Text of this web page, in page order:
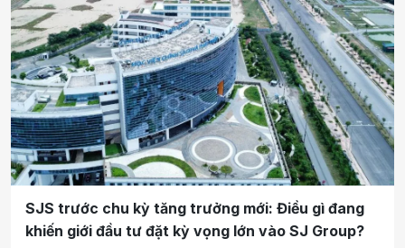
SJS trước chu kỳ tăng trưởng mới: Điều gì đang
khiến giới đầu tư đặt kỳ vọng lớn vào SJ Group?